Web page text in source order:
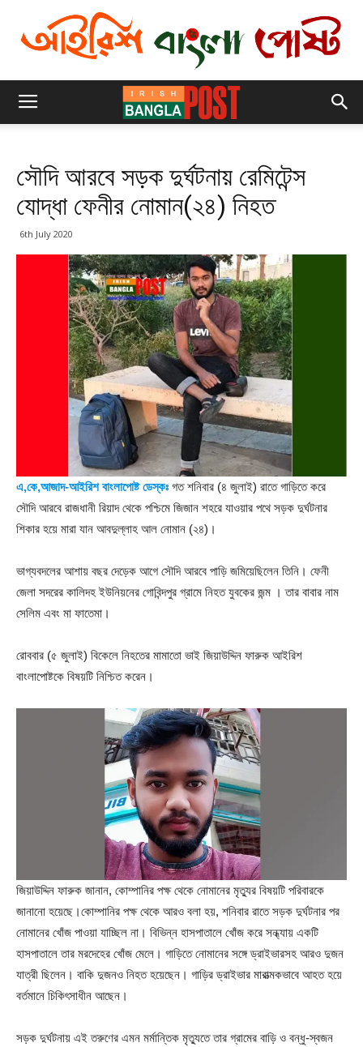
সৌদি আরবে সড়ক দুর্ঘটনায় রেমিটেন্স
যোদ্ধা ফেনীর নোমান(২৪) নিহত
6th July 2020
এ,কে,আজাদ-আইরিশ বাংলাপোষ্ট ডেস্কঃ গত শনিবার (৪ জুলাই) রাতে গাড়িতে করে
সৌদি আরবে রাজধানী রিয়াদ থেকে পশ্চিমে জিজান শহরে যাওয়ার পথে সড়ক দুর্ঘটনার
শিকার হয়ে মারা যান আবদুল্লাহ আল নোমান (২৪)।
ভাগ্যবদলের আশায় বছর দেড়েক আগে সৌদি আরবে পাড়ি জমিয়েছিলেন তিনি। ফেনী
জেলা সদরের কালিদহ ইউনিয়নের গোবিন্দপুর গ্রামে নিহত যুবকের জন্ম । তার বাবার নাম
সেলিম এবং মা ফাতেমা।
রোববার (৫ জুলাই) বিকেলে নিহতের মামাতো ভাই জিয়াউদ্দিন ফারুক আইরিশ
বাংলাপোষ্টকে বিষয়টি নিশ্চিত করেন।
জিয়াউদ্দিন ফারুক জানান, কোম্পানির পক্ষ থেকে নোমানের মৃত্যুর বিষয়টি পরিবারকে
জানানো হয়েছে।কোম্পানির পক্ষ থেকে আরও বলা হয়, শনিবার রাতে সড়ক দুর্ঘটনার পর
নোমানের খোঁজ পাওয়া যাচ্ছিল না। বিভিন্ন হাসপাতালে খোঁজ করে সন্ধ্যায় একটি
হাসপাতালে তার মরদেহের খোঁজ মেলে। গাড়িতে নোমানের সঙ্গে ড্রাইভারসহ আরও দুজন
যাত্রী ছিলেন। বাকি দুজনও নিহত হয়েছেন। গাড়ির ড্রাইভার মারাত্মকভাবে আহত হয়ে
বর্তমানে চিকিৎসাধীন আছেন।
সড়ক দুর্ঘটনায় এই তরুণের এমন মর্মান্তিক মৃত্যুতে তার গ্রামের বাড়ি ও বন্ধু-স্বজন